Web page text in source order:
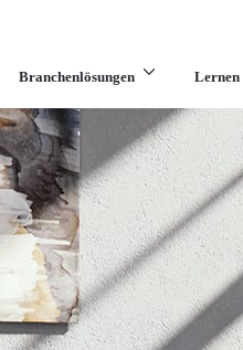
Branchenlösungen Lernen